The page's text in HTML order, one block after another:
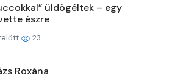
üldögéltek – egy
észre
23
Roxána